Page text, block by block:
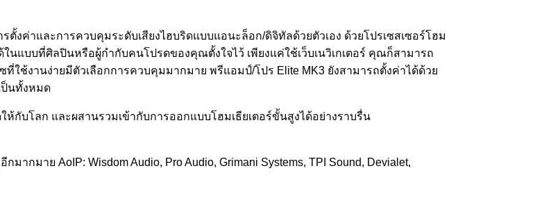
ค่าและการควบคุมระดับเสียงไฮบริดแบบแอนะล็อก/ดิจิทัลด้วยตัวเอง ด้วยโปรเซสเซอร์โฮม
แบบที่ศิลปินหรือผู้กำกับคนโปรดของคุณตั้งใจไว้ เพียงแค่ใช้เว็บเนวิเกเตอร์ คุณก็สามารถ
ช้งานง่ายมีตัวเลือกการควบคุมมากมาย พรีแอมป์/โปร Elite MK3 ยังสามารถตั้งค่าได้ด้วย
ป็นทั้งหมด
กับโลก และผสานรวมเข้ากับการออกแบบโฮมเธียเตอร์ขั้นสูงได้อย่างราบรื่น
มากมาย AoIP: Wisdom Audio, Pro Audio, Grimani Systems, TPI Sound, Devialet,